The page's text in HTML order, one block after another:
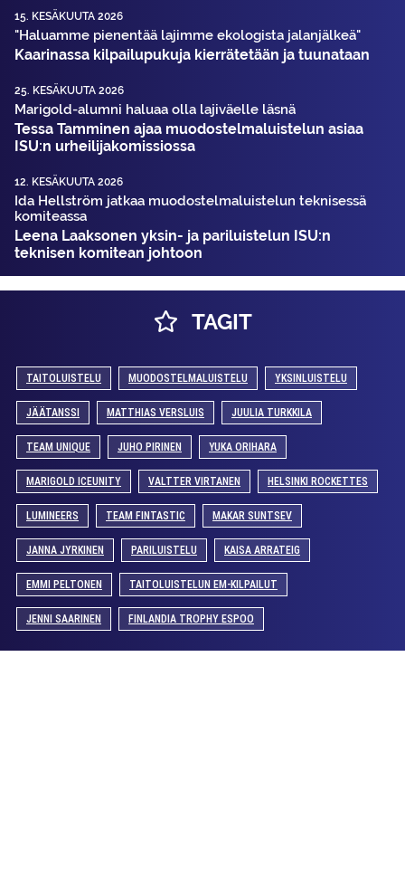
15. KESÄKUUTA 2026
"Haluamme pienentää lajimme ekologista jalanjälkeä"
Kaarinassa kilpailupukuja kierrätetään ja tuunataan
25. KESÄKUUTA 2026
Marigold-alumni haluaa olla lajiväelle läsnä
Tessa Tamminen ajaa muodostelma­luistelun asiaa
ISU:n urheilija­komissiossa
12. KESÄKUUTA 2026
Ida Hellström jatkaa muodostelmaluistelun teknisessä
komiteassa
Leena Laaksonen yksin- ja pariluistelun ISU:n
teknisen komitean johtoon
TAGIT
TAITOLUISTELU MUODOSTELMALUISTELU YKSINLUISTELU
JÄÄTANSSI MATTHIAS VERSLUIS JUULIA TURKKILA
TEAM UNIQUE JUHO PIRINEN YUKA ORIHARA
MARIGOLD ICEUNITY VALTTER VIRTANEN HELSINKI ROCKETTES
LUMINEERS TEAM FINTASTIC MAKAR SUNTSEV
JANNA JYRKINEN PARILUISTELU KAISA ARRATEIG
EMMI PELTONEN TAITOLUISTELUN EM-KILPAILUT
JENNI SAARINEN FINLANDIA TROPHY ESPOO